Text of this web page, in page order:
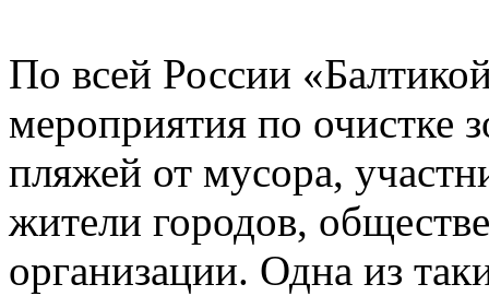
По всей России
мероприятия по очистке
пляжей от мусора,
жители городов,
организации. Одна из